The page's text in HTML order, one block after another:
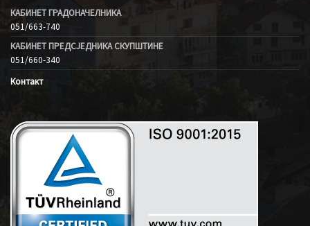
КАБИНЕТ ГРАДОНАЧЕЛНИКА
051/663-740
КАБИНЕТ ПРЕДСЈЕДНИКА СКУПШТИНЕ
051/660-340
Контакт